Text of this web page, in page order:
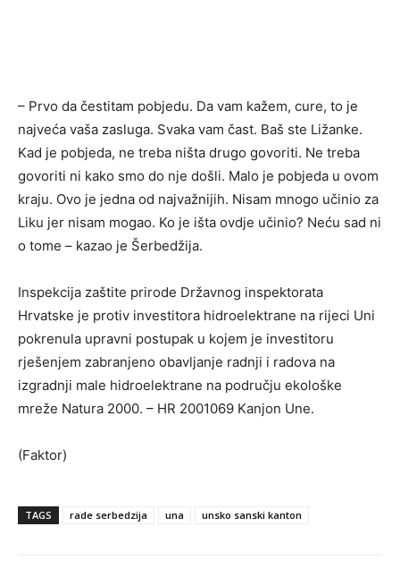
– Prvo da čestitam pobjedu. Da vam kažem, cure, to je
najveća vaša zasluga. Svaka vam čast. Baš ste Ližanke.
Kad je pobjeda, ne treba ništa drugo govoriti. Ne treba
govoriti ni kako smo do nje došli. Malo je pobjeda u ovom
kraju. Ovo je jedna od najvažnijih. Nisam mnogo učinio za
Liku jer nisam mogao. Ko je išta ovdje učinio? Neću sad ni
o tome – kazao je Šerbedžija.
Inspekcija zaštite prirode Državnog inspektorata
Hrvatske je protiv investitora hidroelektrane na rijeci Uni
pokrenula upravni postupak u kojem je investitoru
rješenjem zabranjeno obavljanje radnji i radova na
izgradnji male hidroelektrane na području ekološke
mreže Natura 2000. – HR 2001069 Kanjon Une.
(Faktor)
TAGS rade serbedzija una unsko sanski kanton